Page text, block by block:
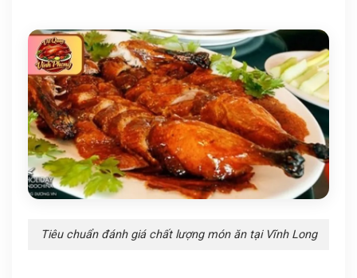
Tiêu chuẩn đánh giá chất lượng món ăn tại Vĩnh Long